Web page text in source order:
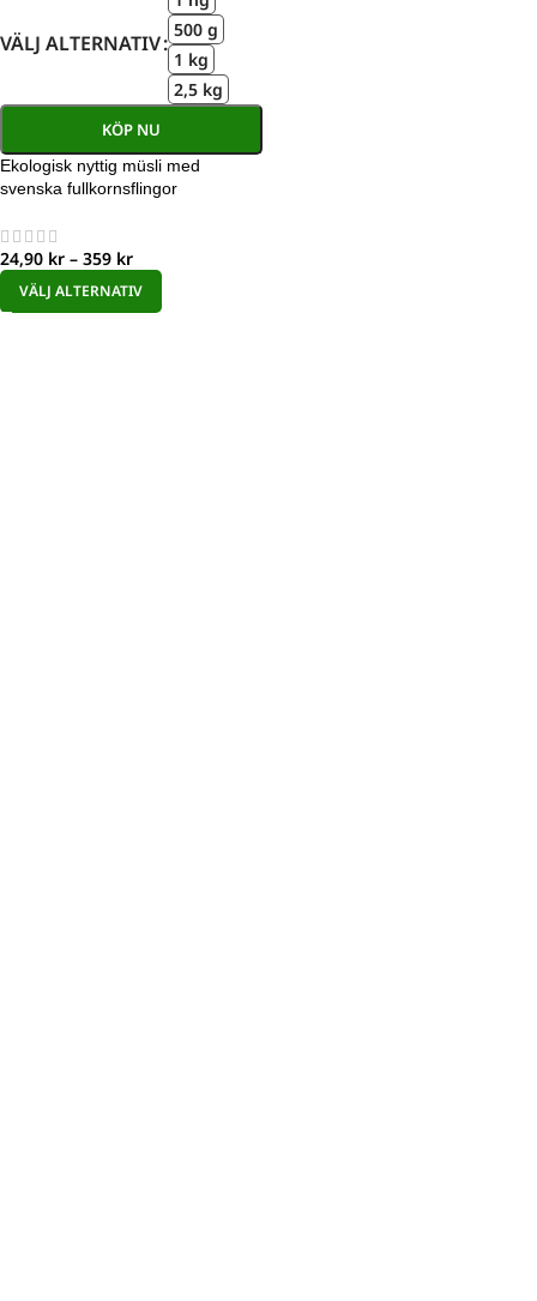
VÄLJ ALTERNATIV
500 g
1 kg
2,5 kg
KÖP NU
Ekologisk nyttig müsli med
svenska fullkornsflingor
24,90 kr – 359 kr
VÄLJ ALTERNATIV